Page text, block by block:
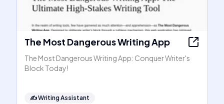
The Most Dangerous Writing App
The Most Dangerous Writing App: Conquer Writer's
Block Today!
✍️Writing Assistant